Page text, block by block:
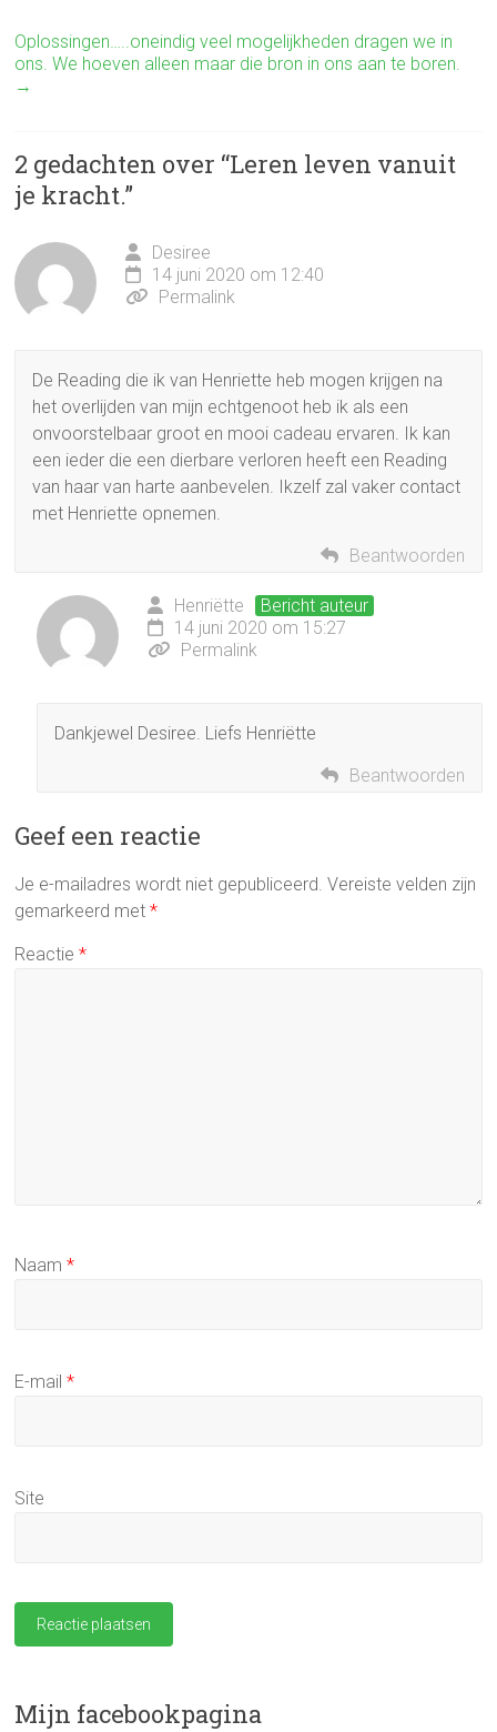
o
ok
Oplossingen…..oneindig veel mogelijkheden dragen we in
ons. We hoeven alleen maar die bron in ons aan te boren.
→
2 gedachten over “Leren leven vanuit
je kracht.”
Desiree
14 juni 2020 om 12:40
Permalink
De Reading die ik van Henriette heb mogen krijgen na
het overlijden van mijn echtgenoot heb ik als een
onvoorstelbaar groot en mooi cadeau ervaren. Ik kan
een ieder die een dierbare verloren heeft een Reading
van haar van harte aanbevelen. Ikzelf zal vaker contact
met Henriette opnemen.
Beantwoorden
Henriëtte
Bericht auteur
14 juni 2020 om 15:27
Permalink
Dankjewel Desiree. Liefs Henriëtte
Beantwoorden
Geef een reactie
Je e-mailadres wordt niet gepubliceerd. Vereiste velden zijn
gemarkeerd met*
Reactie*
Naam*
E-mail*
Site
Mijn facebookpagina